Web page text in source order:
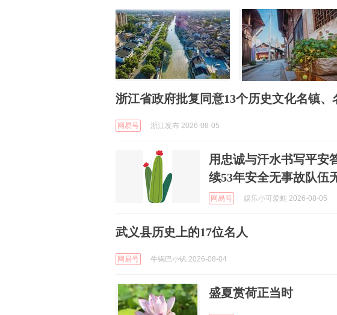
浙江省政府批复同意13个历史文化名镇、
网易号 浙江发布 2026-08-05
用忠诚与汗水书写平安
续53年安全无事故队伍
网易号 娱乐小可爱蛙 2026-08-05
武义县历史上的17位名人
网易号 牛锅巴小钒 2026-08-04
盛夏赏荷正当时